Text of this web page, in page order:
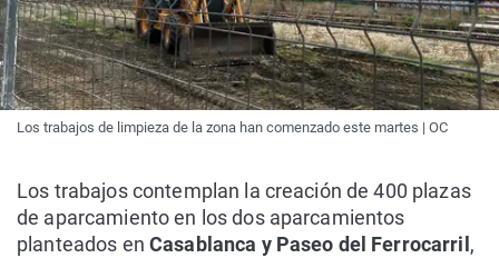
Los trabajos de limpieza de la zona han comenzado este martes | OC
Los trabajos contemplan la creación de 400 plazas
de aparcamiento en los dos aparcamientos
planteados en Casablanca y Paseo del Ferrocarril ,